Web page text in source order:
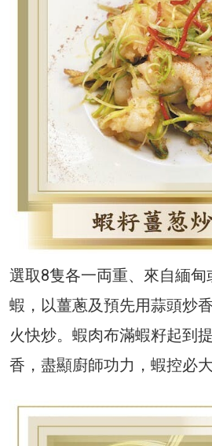
選取8隻各一両重、來自緬
蝦，以薑蔥及預先用蒜頭炒
火快炒。蝦肉布滿蝦籽起到
香，盡顯廚師功力，蝦控必大